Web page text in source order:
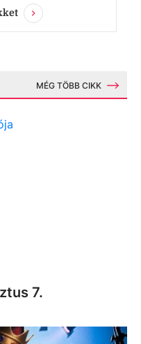
MÉG TÖBB CIKK
7.